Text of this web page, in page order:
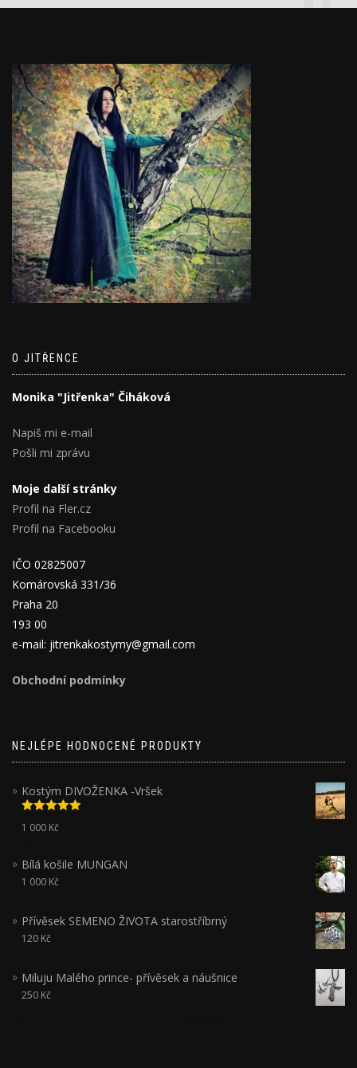
O JITŘENCE
Monika "Jitřenka" Čiháková
Napiš mi e-mail
Pošli mi zprávu
Moje další stránky
Profil na Fler.cz
Profil na Facebooku
IČO 02825007
Komárovská 331/36
Praha 20
193 00
e-mail: jitrenkakostymy@gmail.com
Obchodní podmínky
NEJLÉPE HODNOCENÉ PRODUKTY
Kostým DIVOŽENKA -Vršek
Hodnocení
5.00z 5
1 000 Kč
Bílá košile MUNGAN
1 000 Kč
Přívěsek SEMENO ŽIVOTA starostříbrný
120 Kč
Miluju Malého prince- přívěsek a náušnice
250 Kč